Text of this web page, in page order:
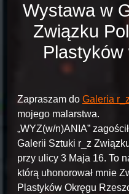
Wystawa w
Związku
Zapraszam do Galeria
mojego malarstwa.
„WYZ(w/n)ANIA”
Galerii Sztuki r_z
przy ulicy 3 Maja 16. To
którą uhonorował mnie
Plastyków Okręgu